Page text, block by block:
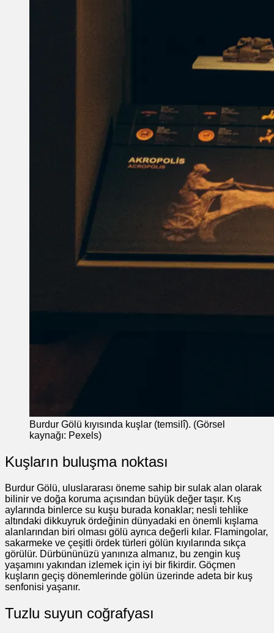
Burdur Gölü kıyısında kuşlar (temsilî). (Görsel
kaynağı: Pexels)
Kuşların buluşma noktası
Burdur Gölü, uluslararası öneme sahip bir sulak alan olarak
bilinir ve doğa koruma açısından büyük değer taşır. Kış
aylarında binlerce su kuşu burada konaklar; nesli tehlike
altındaki dikkuyruk ördeğinin dünyadaki en önemli kışlama
alanlarından biri olması gölü ayrıca değerli kılar. Flamingolar,
sakarmeke ve çeşitli ördek türleri gölün kıyılarında sıkça
görülür. Dürbününüzü yanınıza almanız, bu zengin kuş
yaşamını yakından izlemek için iyi bir fikirdir. Göçmen
kuşların geçiş dönemlerinde gölün üzerinde adeta bir kuş
senfonisi yaşanır.
Tuzlu suyun coğrafyası